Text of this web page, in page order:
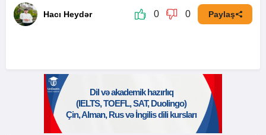
Hacı Heydər 0 0 Paylaş